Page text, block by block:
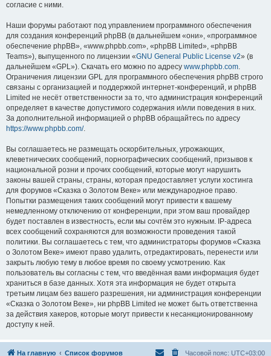
согласие с ними.
Наши форумы работают под управлением программного обеспечения
для создания конференций phpBB (в дальнейшем «они», «программное
обеспечение phpBB», «www.phpbb.com», «phpBB Limited», «phpBB
Teams»), выпущенного по лицензии «GNU General Public License v2» (в
дальнейшем «GPL»). Скачать его можно по адресу www.phpbb.com.
Ограничения лицензии GPL для программного обеспечения phpBB строго
связаны с организацией и поддержкой интернет-конференций, и phpBB
Limited не несёт ответственности за то, что администрация конференций
определяет в качестве допустимого содержания и/или поведения в них.
За дополнительной информацией о phpBB обращайтесь по адресу
https://www.phpbb.com/.
Вы соглашаетесь не размещать оскорбительных, угрожающих,
клеветнических сообщений, порнографических сообщений, призывов к
национальной розни и прочих сообщений, которые могут нарушить
законы вашей страны, страны, которая предоставляет услуги хостинга
для форумов «Сказка о Золотом Веке» или международное право.
Попытки размещения таких сообщений могут привести к вашему
немедленному отключению от конференции, при этом ваш провайдер
будет поставлен в известность, если мы сочтём это нужным. IP-адреса
всех сообщений сохраняются для возможности проведения такой
политики. Вы соглашаетесь с тем, что администраторы форумов «Сказка
о Золотом Веке» имеют право удалить, отредактировать, перенести или
закрыть любую тему в любое время по своему усмотрению. Как
пользователь вы согласны с тем, что введённая вами информация будет
храниться в базе данных. Хотя эта информация не будет открыта
третьим лицам без вашего разрешения, ни администрация конференции
«Сказка о Золотом Веке», ни phpBB Limited не может быть ответственна
за действия хакеров, которые могут привести к несанкционированному
доступу к ней.
На главную Список форумов Часовой пояс: UTC+03:00